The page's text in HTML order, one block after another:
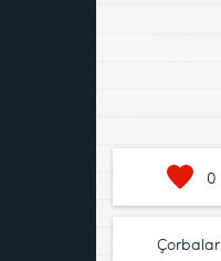
0
Çorbalar